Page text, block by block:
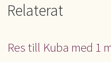
Relaterat
Res till Kuba med 1